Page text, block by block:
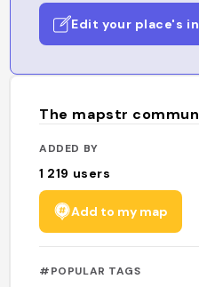
Edit your place's
The mapstr
ADDED BY
1 219 users
Add to my map
#POPULAR TAGS